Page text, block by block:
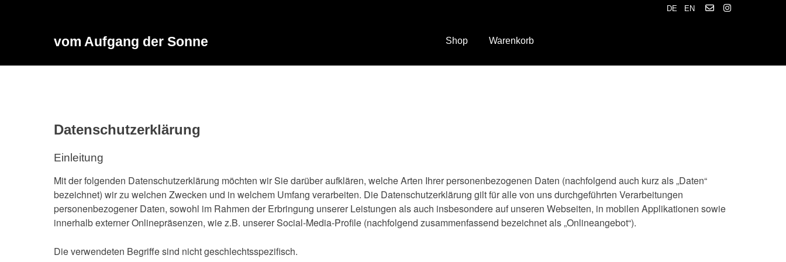
DE EN
vom Aufgang der Sonne Shop Warenkorb
Datenschutzerklärung
Einleitung
Mit der folgenden Datenschutzerklärung möchten wir Sie darüber aufklären, welche Arten Ihrer personenbezogenen Daten (nachfolgend auch kurz als „Daten“
bezeichnet) wir zu welchen Zwecken und in welchem Umfang verarbeiten. Die Datenschutzerklärung gilt für alle von uns durchgeführten Verarbeitungen
personenbezogener Daten, sowohl im Rahmen der Erbringung unserer Leistungen als auch insbesondere auf unseren Webseiten, in mobilen Applikationen sowie
innerhalb externer Onlinepräsenzen, wie z.B. unserer Social-Media-Profile (nachfolgend zusammenfassend bezeichnet als „Onlineangebot“).
Die verwendeten Begriffe sind nicht geschlechtsspezifisch.